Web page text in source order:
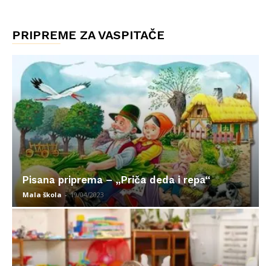
PRIPREME ZA VASPITAČE
Pisana priprema – „Priča deda i repa“
Mala škola - 19/04/2023